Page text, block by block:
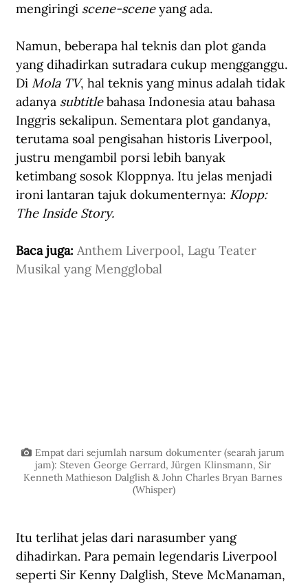
mengiringi scene-scene yang ada.
Namun, beberapa hal teknis dan plot ganda
yang dihadirkan sutradara cukup mengganggu.
Di Mola TV, hal teknis yang minus adalah tidak
adanya subtitle bahasa Indonesia atau bahasa
Inggris sekalipun. Sementara plot gandanya,
terutama soal pengisahan historis Liverpool,
justru mengambil porsi lebih banyak
ketimbang sosok Kloppnya. Itu jelas menjadi
ironi lantaran tajuk dokumenternya: Klopp:
The Inside Story.
Baca juga: Anthem Liverpool, Lagu Teater
Musikal yang Mengglobal
Empat dari sejumlah narsum dokumenter (searah jarum
jam): Steven George Gerrard, Jürgen Klinsmann, Sir
Kenneth Mathieson Dalglish & John Charles Bryan Barnes
(Whisper)
Itu terlihat jelas dari narasumber yang
dihadirkan. Para pemain legendaris Liverpool
seperti Sir Kenny Dalglish, Steve McManaman,